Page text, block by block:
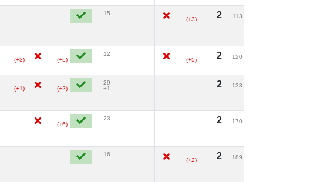
15
(+3)
2 113
(+3) (+6)
12
(+5)
2 120
(+1) (+2)
29
+1
2 138
(+6)
23 2 170
16
(+2)
2 189